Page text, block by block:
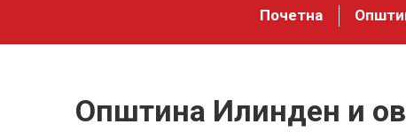
Почетна
Општина Илинден и